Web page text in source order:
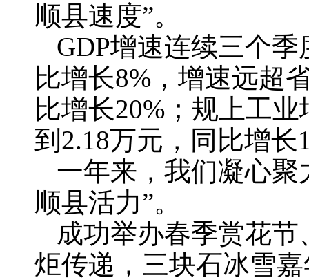
顺县速度”。
GDP增速连续三个
比增长8%，增速远超
比增长20%；规上工
到2.18万元，同比增长
一年来，我们凝心
顺县活力”。
成功举办春季赏花
炬传递，三块石冰雪